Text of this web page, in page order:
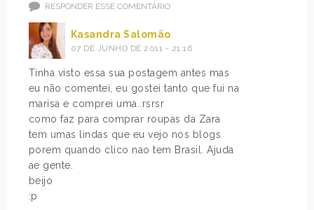
RESPONDER ESSE COMENTÁRIO
Kasandra Salomão
07 DE JUNHO DE 2011 - 21:16
Tinha visto essa sua postagem antes mas
eu não comentei, eu gostei tanto que fui na
marisa e comprei uma..rsrsr
como faz para comprar roupas da Zara
tem umas lindas que eu vejo nos blogs
porem quando clico nao tem Brasil. Ajuda
ae gente.
beijo
:p